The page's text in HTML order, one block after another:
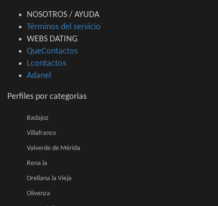
NOSOTROS / AYUDA
Términos del servicio
WEBS DATING
QueContactos
Lcontactos
Adanel
Perfiles por categorias
Badajoz
Villafranco
Valverde de Mérida
Rena la
Orellana la Vieja
Olivenza